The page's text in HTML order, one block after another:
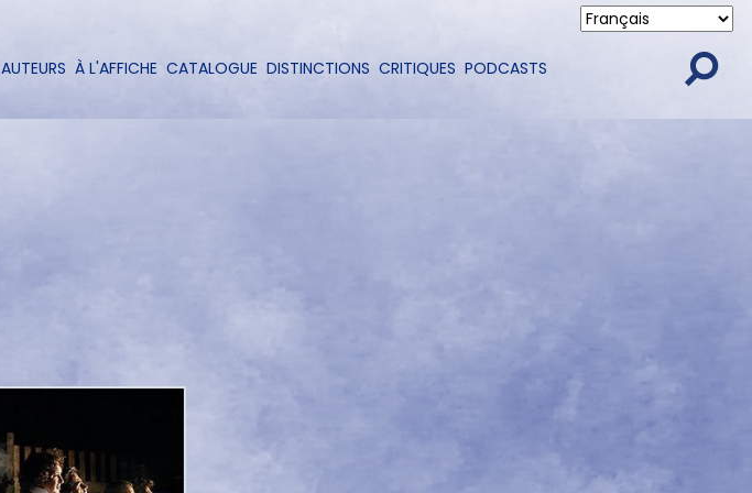
contenu
AUTEURS À L'AFFICHE CATALOGUE DISTINCTIONS CRITIQUES PODCASTS